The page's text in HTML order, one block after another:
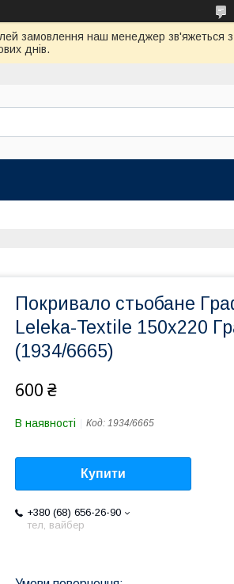
замовлення наш менеджер
днів.
Покривало стьобане
Leleka-Textile 150х220
(1934/6665)
600 ₴
В наявності Код: 1934/6665
Купити
+380 (68) 656-26-90
тел, вайбер